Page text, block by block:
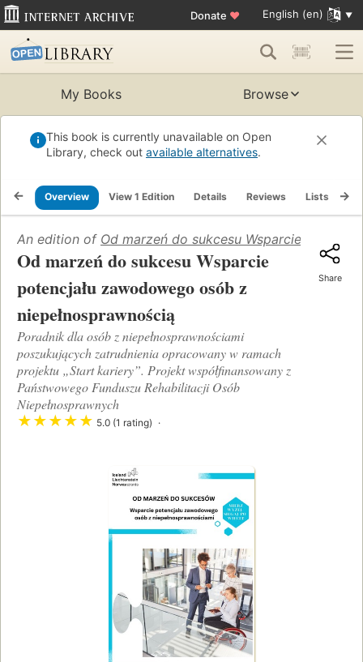
Donate ♥ English (en)
My Books Browse
This book is currently unavailable on Open
Library, check out available alternatives.
Overview View 1 Edition Details Reviews Lists
An edition of Od marzeń do sukcesu Wsparcie
Od marzeń do sukcesu Wsparcie
potencjału zawodowego osób z
niepełnosprawnością
Poradnik dla osób z niepełnosprawnościami
poszukujących zatrudnienia opracowany w ramach
projektu „Start kariery”. Projekt współfinansowany z
Państwowego Funduszu Rehabilitacji Osób
Niepełnosprawnych
★★★★★ 5.0 (1 rating)
Share